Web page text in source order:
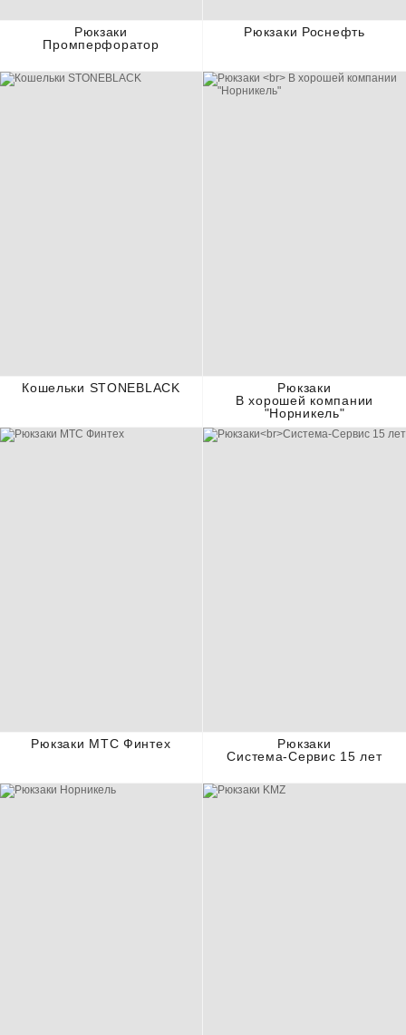
Рюкзаки
Промперфоратор
Рюкзаки Роснефть
Кошельки STONEBLACK
Рюкзаки
В хорошей компании
"Норникель"
Рюкзаки МТС Финтех
Рюкзаки
Система-Cервис 15 лет